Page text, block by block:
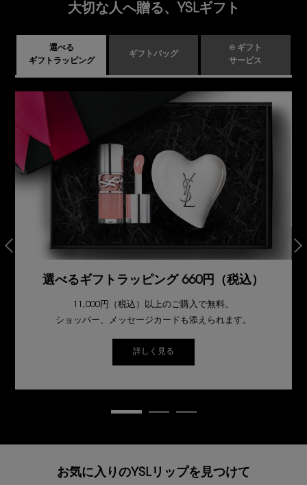
大切な人へ贈る、YSLギフト
選べる
ギフトラッピング
ギフトバッグ
e ギフト
サービス
選べるギフトラッピング 660円（税込）
11,000円（税込）以上のご購入で無料。
ショッパー、メッセージカードも添えられます。
詳しく見る
お気に入りのYSLリップを見つけて